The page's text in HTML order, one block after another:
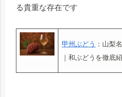
る貴重な存在です
甲州ぶどう ：山梨
｜和ぶどうを徹底紹